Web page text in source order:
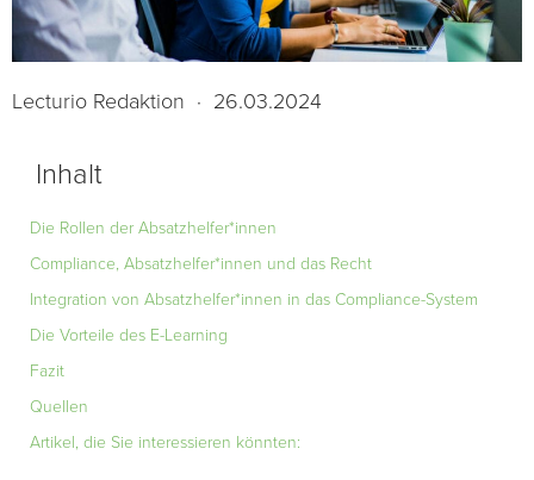
Lecturio Redaktion · 26.03.2024
Inhalt
Die Rollen der Absatzhelfer*innen
Compliance, Absatzhelfer*innen und das Recht
Integration von Absatzhelfer*innen in das Compliance-System
Die Vorteile des E-Learning
Fazit
Quellen
Artikel, die Sie interessieren könnten: